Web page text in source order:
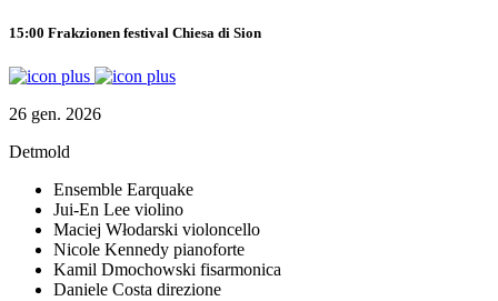
15:00 Frakzionen festival Chiesa di Sion
26 gen. 2026
Detmold
Ensemble Earquake
Jui-En Lee violino
Maciej Włodarski violoncello
Nicole Kennedy pianoforte
Kamil Dmochowski fisarmonica
Daniele Costa direzione